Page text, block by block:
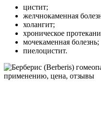
цистит;
желчнокаменная
холангит;
хроническое
мочекаменная болезнь;
пиелоцистит.